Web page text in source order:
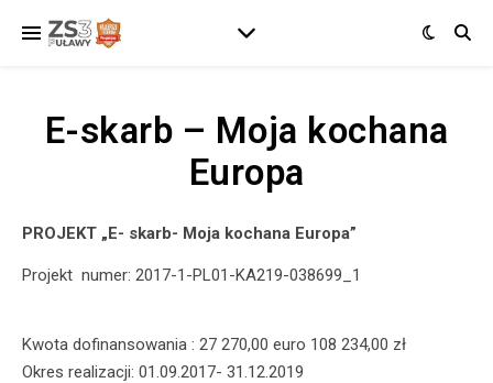
E-skarb – Moja kochana
Europa
PROJEKT „E- skarb- Moja kochana Europa”
Projekt numer: 2017-1-PL01-KA219-038699_1
Kwota dofinansowania : 27 270,00 euro 108 234,00 zł
Okres realizacji: 01.09.2017- 31.12.2019